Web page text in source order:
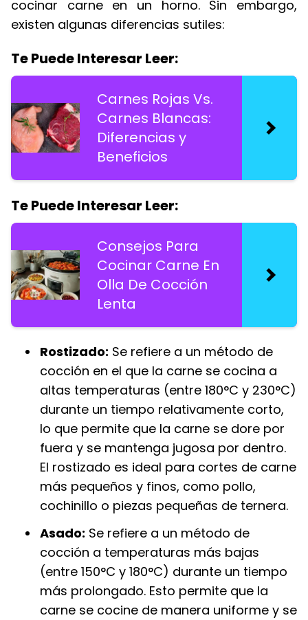
cocinar carne en un horno. Sin embargo,
existen algunas diferencias sutiles:
Te Puede Interesar Leer:
Carnes Rojas Vs.
Carnes Blancas:
Diferencias y
Beneficios
Te Puede Interesar Leer:
Consejos Para
Cocinar Carne En
Olla De Cocción
Lenta
Rostizado: Se refiere a un método de
cocción en el que la carne se cocina a
altas temperaturas (entre 180°C y 230°C)
durante un tiempo relativamente corto,
lo que permite que la carne se dore por
fuera y se mantenga jugosa por dentro.
El rostizado es ideal para cortes de carne
más pequeños y finos, como pollo,
cochinillo o piezas pequeñas de ternera.
Asado: Se refiere a un método de
cocción a temperaturas más bajas
(entre 150°C y 180°C) durante un tiempo
más prolongado. Esto permite que la
carne se cocine de manera uniforme y se